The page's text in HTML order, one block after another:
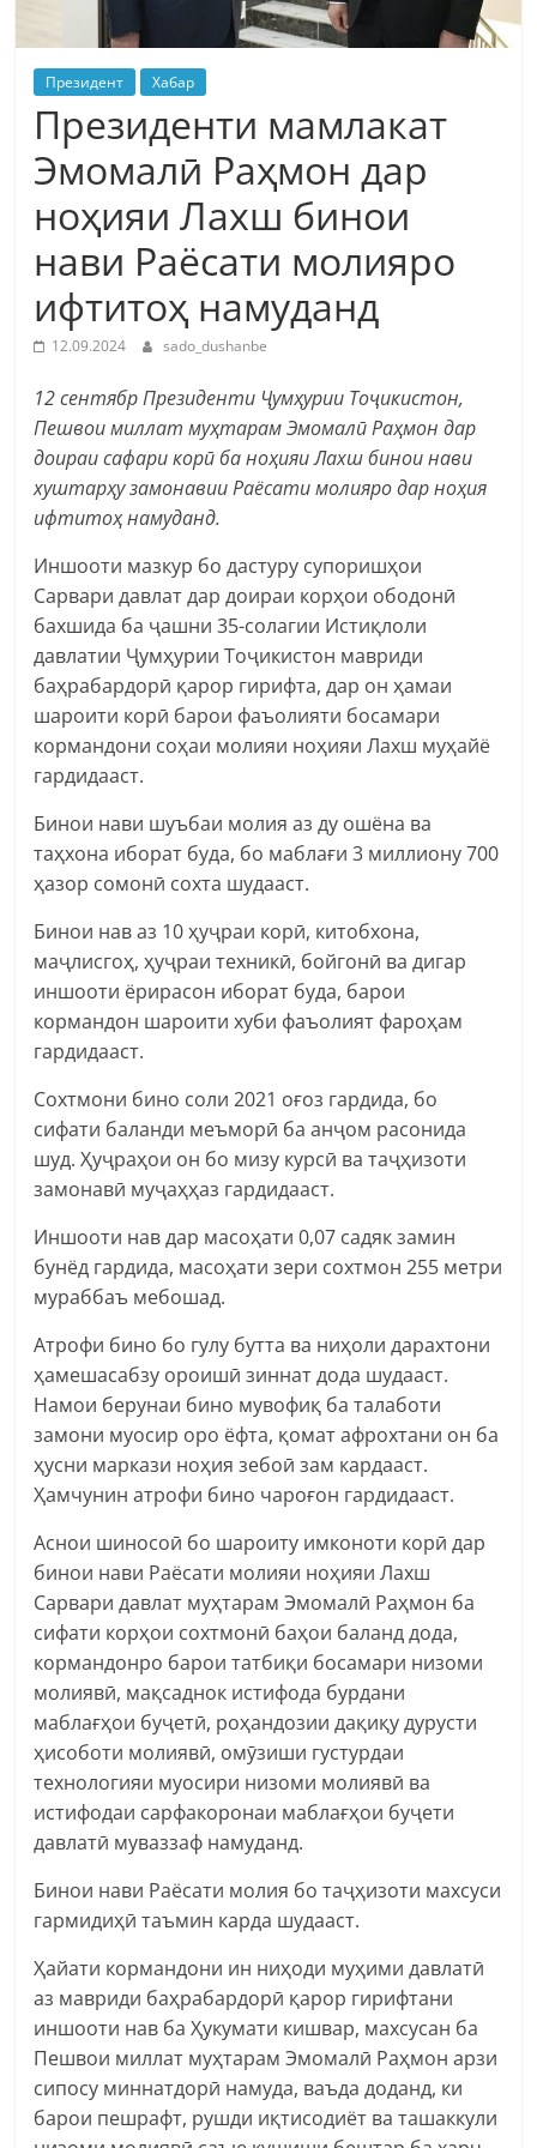
Президент Хабар
Президенти мамлакат
Эмомалӣ Раҳмон дар
ноҳияи Лахш бинои
нави Раёсати молияро
ифтитоҳ намуданд
12.09.2024 sado_dushanbe
12 сентябр Президенти Ҷумҳурии Тоҷикистон,
Пешвои миллат муҳтарам Эмомалӣ Раҳмон дар
доираи сафари корӣ ба ноҳияи Лахш бинои нави
хуштарҳу замонавии Раёсати молияро дар ноҳия
ифтитоҳ намуданд.
Иншооти мазкур бо дастуру супоришҳои
Сарвари давлат дар доираи корҳои ободонӣ
бахшида ба ҷашни 35-солагии Истиқлоли
давлатии Ҷумҳурии Тоҷикистон мавриди
баҳрабардорӣ қарор гирифта, дар он ҳамаи
шароити корӣ барои фаъолияти босамари
кормандони соҳаи молияи ноҳияи Лахш муҳайё
гардидааст.
Бинои нави шуъбаи молия аз ду ошёна ва
таҳхона иборат буда, бо маблағи 3 миллиону 700
ҳазор сомонӣ сохта шудааст.
Бинои нав аз 10 ҳуҷраи корӣ, китобхона,
маҷлисгоҳ, ҳуҷраи техникӣ, бойгонӣ ва дигар
иншооти ёрирасон иборат буда, барои
кормандон шароити хуби фаъолият фароҳам
гардидааст.
Сохтмони бино соли 2021 оғоз гардида, бо
сифати баланди меъморӣ ба анҷом расонида
шуд. Ҳуҷраҳои он бо мизу курсӣ ва таҷҳизоти
замонавӣ муҷаҳҳаз гардидааст.
Иншооти нав дар масоҳати 0,07 садяк замин
бунёд гардида, масоҳати зери сохтмон 255 метри
мураббаъ мебошад.
Атрофи бино бо гулу бутта ва ниҳоли дарахтони
ҳамешасабзу ороишӣ зиннат дода шудааст.
Намои берунаи бино мувофиқ ба талаботи
замони муосир оро ёфта, қомат афрохтани он ба
ҳусни маркази ноҳия зебоӣ зам кардааст.
Ҳамчунин атрофи бино чароғон гардидааст.
Аснои шиносоӣ бо шароиту имконоти корӣ дар
бинои нави Раёсати молияи ноҳияи Лахш
Сарвари давлат муҳтарам Эмомалӣ Раҳмон ба
сифати корҳои сохтмонӣ баҳои баланд дода,
кормандонро барои татбиқи босамари низоми
молиявӣ, мақсаднок истифода бурдани
маблағҳои буҷетӣ, роҳандозии дақиқу дурусти
ҳисоботи молиявӣ, омӯзиши густурдаи
технологияи муосири низоми молиявӣ ва
истифодаи сарфакоронаи маблағҳои буҷети
давлатӣ муваззаф намуданд.
Бинои нави Раёсати молия бо таҷҳизоти махсуси
гармидиҳӣ таъмин карда шудааст.
Ҳайати кормандони ин ниҳоди муҳими давлатӣ
аз мавриди баҳрабардорӣ қарор гирифтани
иншооти нав ба Ҳукумати кишвар, махсусан ба
Пешвои миллат муҳтарам Эмомалӣ Раҳмон арзи
сипосу миннатдорӣ намуда, ваъда доданд, ки
барои пешрафт, рушди иқтисодиёт ва ташаккули